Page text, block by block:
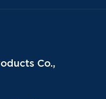
Co.,